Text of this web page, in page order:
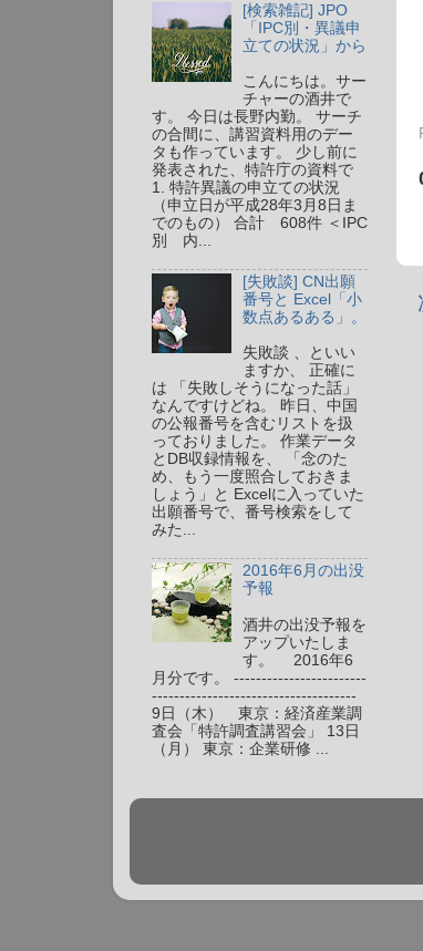
[検索雑記] JPO
「IPC別・異議申
立ての状況」から
こんにちは。サー
チャーの酒井で
す。 今日は長野内勤。 サーチ
の合間に、講習資料用のデー
タも作っています。 少し前に
発表された、特許庁の資料で
1. 特許異議の申立ての状況
（申立日が平成28年3月8日ま
でのもの） 合計 608件 ＜IPC
別 内...
[失敗談] CN出願
番号と Excel「小
数点あるある」。
失敗談 、といい
ますか、 正確に
は 「失敗しそうになった話」
なんですけどね。 昨日、中国
の公報番号を含むリストを扱
っておりました。 作業データ
とDB収録情報を、 「念のた
め、もう一度照合しておきま
しょう」と Excelに入っていた
出願番号で、番号検索をして
みた...
2016年6月の出没
予報
酒井の出没予報を
アップいたしま
す。 2016年6
月分です。 ------------------------
-------------------------------------
9日（木） 東京：経済産業調
査会「特許調査講習会」 13日
（月） 東京：企業研修 ...